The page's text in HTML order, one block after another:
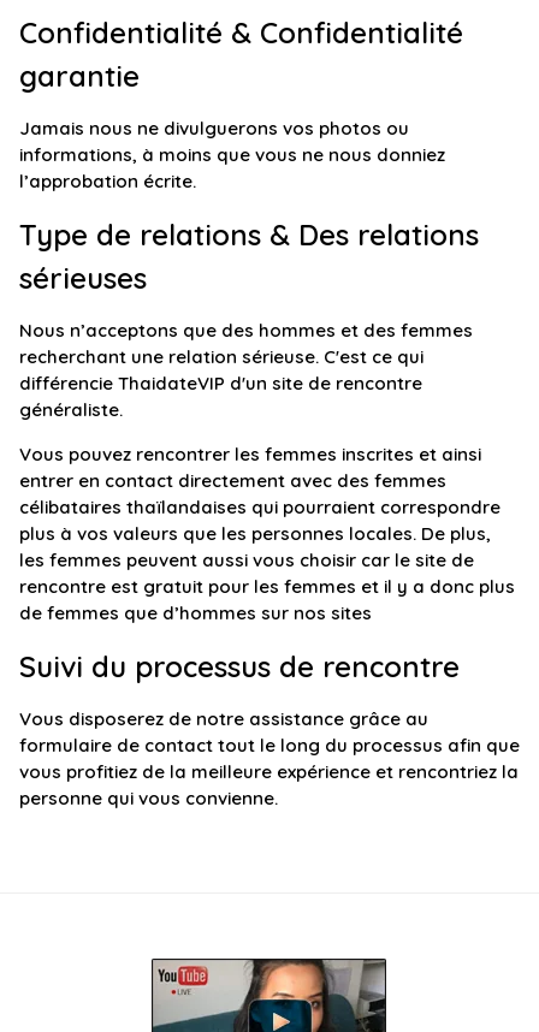
Confidentialité & Confidentialité
garantie
Jamais nous ne divulguerons vos photos ou
informations, à moins que vous ne nous donniez
l’approbation écrite.
Type de relations & Des relations
sérieuses
Nous n’acceptons que des hommes et des femmes
recherchant une relation sérieuse. C'est ce qui
différencie ThaidateVIP d'un site de rencontre
généraliste.
Vous pouvez rencontrer les femmes inscrites et ainsi
entrer en contact directement avec des femmes
célibataires thaïlandaises qui pourraient correspondre
plus à vos valeurs que les personnes locales. De plus,
les femmes peuvent aussi vous choisir car le site de
rencontre est gratuit pour les femmes et il y a donc plus
de femmes que d’hommes sur nos sites
Suivi du processus de rencontre
Vous disposerez de notre assistance grâce au
formulaire de contact tout le long du processus afin que
vous profitiez de la meilleure expérience et rencontriez la
personne qui vous convienne.